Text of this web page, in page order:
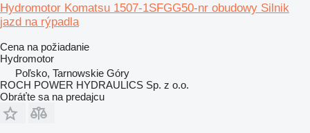
Hydromotor Komatsu 1507-1SFGG50-nr obudowy Silnik
jazd na rýpadla
Cena na požiadanie
Hydromotor
Poľsko, Tarnowskie Góry
ROCH POWER HYDRAULICS Sp. z o.o.
Obráťte sa na predajcu